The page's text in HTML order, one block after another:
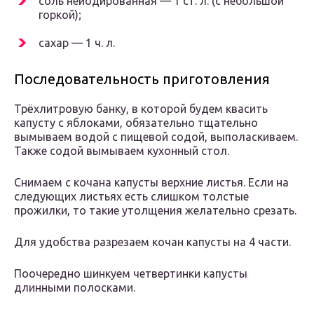
горкой);
сахар — 1 ч. л.
Последовательность приготовления
Трёхлитровую банку, в которой будем квасить
капусту с яблоками, обязательно тщательно
вымываем водой с пищевой содой, выполаскиваем.
Также содой вымываем кухонный стол.
Снимаем с кочана капусты верхние листья. Если на
следующих листьях есть слишком толстые
прожилки, то такие утолщения желательно срезать.
Для удобства разрезаем кочан капусты на 4 части.
Поочередно шинкуем четвертинки капусты
длинными полосками.